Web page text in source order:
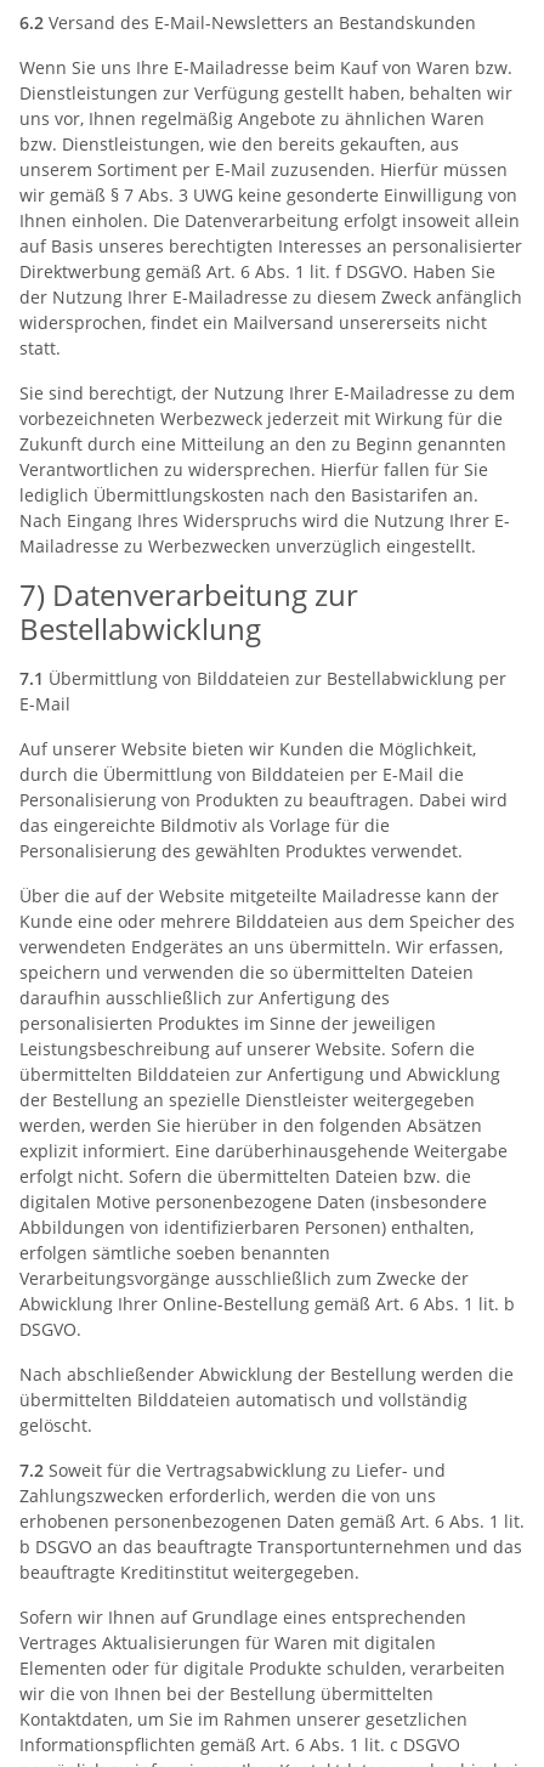
6.2 Versand des E-Mail-Newsletters an Bestandskunden
Wenn Sie uns Ihre E-Mailadresse beim Kauf von Waren bzw.
Dienstleistungen zur Verfügung gestellt haben, behalten wir
uns vor, Ihnen regelmäßig Angebote zu ähnlichen Waren
bzw. Dienstleistungen, wie den bereits gekauften, aus
unserem Sortiment per E-Mail zuzusenden. Hierfür müssen
wir gemäß § 7 Abs. 3 UWG keine gesonderte Einwilligung von
Ihnen einholen. Die Datenverarbeitung erfolgt insoweit allein
auf Basis unseres berechtigten Interesses an personalisierter
Direktwerbung gemäß Art. 6 Abs. 1 lit. f DSGVO. Haben Sie
der Nutzung Ihrer E-Mailadresse zu diesem Zweck anfänglich
widersprochen, findet ein Mailversand unsererseits nicht
statt.
Sie sind berechtigt, der Nutzung Ihrer E-Mailadresse zu dem
vorbezeichneten Werbezweck jederzeit mit Wirkung für die
Zukunft durch eine Mitteilung an den zu Beginn genannten
Verantwortlichen zu widersprechen. Hierfür fallen für Sie
lediglich Übermittlungskosten nach den Basistarifen an.
Nach Eingang Ihres Widerspruchs wird die Nutzung Ihrer E-
Mailadresse zu Werbezwecken unverzüglich eingestellt.
7) Datenverarbeitung zur
Bestellabwicklung
7.1 Übermittlung von Bilddateien zur Bestellabwicklung per
E-Mail
Auf unserer Website bieten wir Kunden die Möglichkeit,
durch die Übermittlung von Bilddateien per E-Mail die
Personalisierung von Produkten zu beauftragen. Dabei wird
das eingereichte Bildmotiv als Vorlage für die
Personalisierung des gewählten Produktes verwendet.
Über die auf der Website mitgeteilte Mailadresse kann der
Kunde eine oder mehrere Bilddateien aus dem Speicher des
verwendeten Endgerätes an uns übermitteln. Wir erfassen,
speichern und verwenden die so übermittelten Dateien
daraufhin ausschließlich zur Anfertigung des
personalisierten Produktes im Sinne der jeweiligen
Leistungsbeschreibung auf unserer Website. Sofern die
übermittelten Bilddateien zur Anfertigung und Abwicklung
der Bestellung an spezielle Dienstleister weitergegeben
werden, werden Sie hierüber in den folgenden Absätzen
explizit informiert. Eine darüberhinausgehende Weitergabe
erfolgt nicht. Sofern die übermittelten Dateien bzw. die
digitalen Motive personenbezogene Daten (insbesondere
Abbildungen von identifizierbaren Personen) enthalten,
erfolgen sämtliche soeben benannten
Verarbeitungsvorgänge ausschließlich zum Zwecke der
Abwicklung Ihrer Online-Bestellung gemäß Art. 6 Abs. 1 lit. b
DSGVO.
Nach abschließender Abwicklung der Bestellung werden die
übermittelten Bilddateien automatisch und vollständig
gelöscht.
7.2 Soweit für die Vertragsabwicklung zu Liefer- und
Zahlungszwecken erforderlich, werden die von uns
erhobenen personenbezogenen Daten gemäß Art. 6 Abs. 1 lit.
b DSGVO an das beauftragte Transportunternehmen und das
beauftragte Kreditinstitut weitergegeben.
Sofern wir Ihnen auf Grundlage eines entsprechenden
Vertrages Aktualisierungen für Waren mit digitalen
Elementen oder für digitale Produkte schulden, verarbeiten
wir die von Ihnen bei der Bestellung übermittelten
Kontaktdaten, um Sie im Rahmen unserer gesetzlichen
Informationspflichten gemäß Art. 6 Abs. 1 lit. c DSGVO